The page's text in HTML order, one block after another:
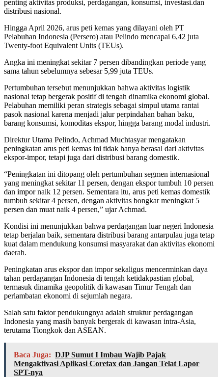
penting aktivitas produksi, perdagangan, konsumsi, investasi.dan
distribusi nasional.
Hingga April 2026, arus peti kemas yang dilayani oleh PT
Pelabuhan Indonesia (Persero) atau Pelindo mencapai 6,42 juta
Twenty-foot Equivalent Units (TEUs).
Angka ini meningkat sekitar 7 persen dibandingkan periode yang
sama tahun sebelumnya sebesar 5,99 juta TEUs.
Pertumbuhan tersebut menunjukkan bahwa aktivitas logistik
nasional tetap bergerak positif di tengah dinamika ekonomi global.
Pelabuhan memiliki peran strategis sebagai simpul utama rantai
pasok nasional karena menjadi jalur perpindahan bahan baku,
barang konsumsi, komoditas ekspor, hingga barang modal industri.
Direktur Utama Pelindo, Achmad Muchtasyar mengatakan
peningkatan arus peti kemas ini tidak hanya berasal dari aktivitas
ekspor-impor, tetapi juga dari distribusi barang domestik.
“Peningkatan ini ditopang oleh pertumbuhan segmen internasional
yang meningkat sekitar 11 persen, dengan ekspor tumbuh 10 persen
dan impor naik 12 persen. Sementara itu, arus peti kemas domestik
tumbuh sekitar 4 persen, dengan aktivitas bongkar meningkat 5
persen dan muat naik 4 persen,” ujar Achmad.
Kondisi ini menunjukkan bahwa perdagangan luar negeri Indonesia
tetap berjalan baik, sementara distribusi barang antarpulau juga tetap
kuat dalam mendukung konsumsi masyarakat dan aktivitas ekonomi
daerah.
Peningkatan arus ekspor dan impor sekaligus mencerminkan daya
tahan perdagangan Indonesia di tengah ketidakpastian global,
termasuk dinamika geopolitik di kawasan Timur Tengah dan
perlambatan ekonomi di sejumlah negara.
Salah satu faktor pendukungnya adalah struktur perdagangan
Indonesia yang masih banyak bergerak di kawasan intra-Asia,
terutama Tiongkok dan ASEAN.
Baca Juga: DJP Sumut I Imbau Wajib Pajak
Mengaktivasi Aplikasi Coretax dan Jangan Telat Lapor
SPT-nya